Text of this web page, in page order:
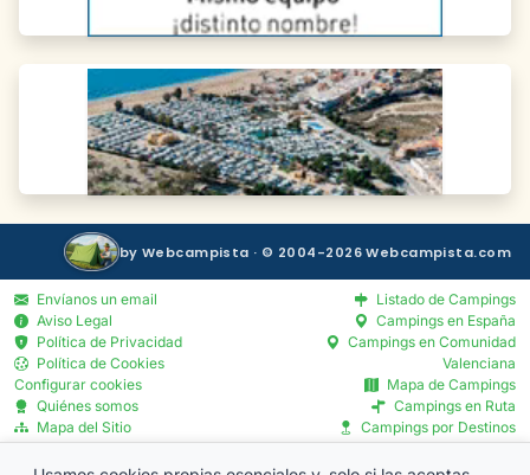
by Webcampista · © 2004-2026 Webcampista.com
Envíanos un email
Aviso Legal
Política de Privacidad
Política de Cookies
Configurar cookies
Quiénes somos
Mapa del Sitio
Blog
Menú Profesionales
Listado de Campings
Campings en España
Campings en Comunidad
Valenciana
Mapa de Campings
Campings en Ruta
Campings por Destinos
Servicios por Provincia